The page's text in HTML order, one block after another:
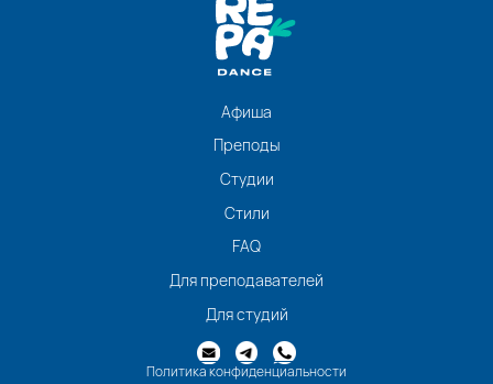
Афиша
Преподы
Студии
Стили
FAQ
Для преподавателей
Для студий
Политика конфиденциальности